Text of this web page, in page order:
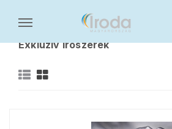
Írószerek, iskolaszerek,
Exkluzív írószerek